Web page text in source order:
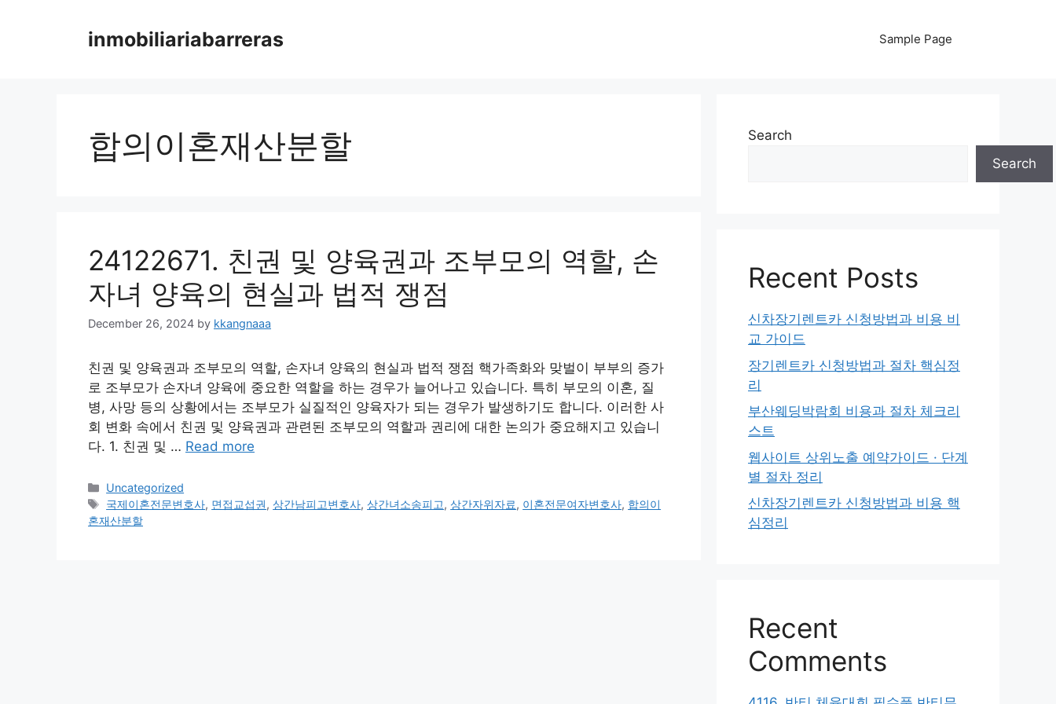
inmobiliariabarreras Sample Page
합의이혼재산분할
24122671. 친권 및 양육권과 조부모의 역할, 손
자녀 양육의 현실과 법적 쟁점
December 26, 2024 by kkangnaaa
친권 및 양육권과 조부모의 역할, 손자녀 양육의 현실과 법적 쟁점 핵가족화와 맞벌이 부부의 증가
로 조부모가 손자녀 양육에 중요한 역할을 하는 경우가 늘어나고 있습니다. 특히 부모의 이혼, 질
병, 사망 등의 상황에서는 조부모가 실질적인 양육자가 되는 경우가 발생하기도 합니다. 이러한 사
회 변화 속에서 친권 및 양육권과 관련된 조부모의 역할과 권리에 대한 논의가 중요해지고 있습니
다. 1. 친권 및 … Read more
Categories
Uncategorized
Tags
국제이혼전문변호사, 면접교섭권,상간남피고변호사,상간녀소송피고,상간자위자료, 이혼전문여자변호사, 합의이
혼재산분할
Search
Search
Recent Posts
신차장기렌트카 신청방법과 비용 비
교 가이드
장기렌트카 신청방법과 절차 핵심정
리
부산웨딩박람회 비용과 절차 체크리
스트
웹사이트 상위노출 예약가이드 · 단계
별 절차 정리
신차장기렌트카 신청방법과 비용 핵
심정리
Recent
Comments